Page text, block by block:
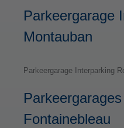
Parkeergarage
Montauban
Parkeergarage Interparking
Fontainebleau